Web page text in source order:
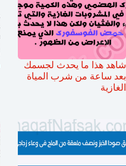
شاهد هذا ما يحدث لجسمك
بعد ساعة من شرب المياة
الغازية